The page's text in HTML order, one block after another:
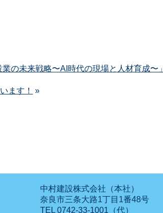
の未来戦略〜AI時代の現場と人材育成〜」
ます！
»
中村建設株式会社（本社）
奈良市三条大路1丁目1番48号
TEL 0742-33-1001（代）